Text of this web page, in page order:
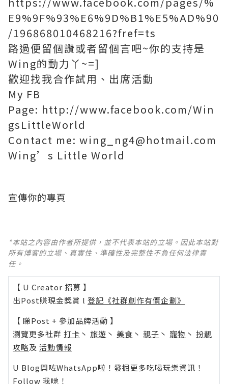
E9%9F%93%E6%9D%B1%E5%AD%90
/196868010468216?fref=ts
路過便留個讚或者留個言吧~你的支持是
Wing的動力丫~=]
歡迎找我合作試用、出席活動
My FB
Page: http://www.facebook.com/Win
gsLittleWorld
Contact me: wing_ng4@hotmail.com
Wing’s Little World
宣傳你的專頁
*本站之內容由作者所提供，並不代表本站的立場。因此本站對
所有博客的立場、真實性、準確性及完整性不負任何法律責
任。
【 U Creator 招募 】
出Post賺現金獎賞 l 登記《社群創作有價企劃》
【 睇Post + 參加品牌活動 】
瀏覽更多社群 打卡 丶 旅遊 丶 美食 丶 親子 丶 寵物 丶 扮靚
攻略及 活動情報
U Blog開咗WhatsApp啦！發掘更多吃喝玩樂資訊！
Follow 我哋 ！